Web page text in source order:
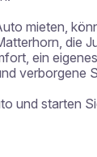
mieten,
die
ein
verborgene
und starten